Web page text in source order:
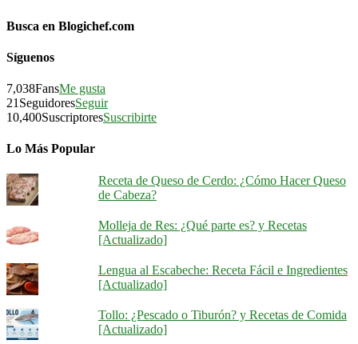
Busca en Blogichef.com
Síguenos
7,038FansMe gusta
21 SeguidoresSeguir
10,400SuscriptoresSuscribirte
Lo Más Popular
Receta de Queso de Cerdo: ¿Cómo Hacer Queso
de Cabeza?
Molleja de Res: ¿Qué parte es? y Recetas
[Actualizado]
Lengua al Escabeche: Receta Fácil e Ingredientes
[Actualizado]
Tollo: ¿Pescado o Tiburón? y Recetas de Comida
[Actualizado]